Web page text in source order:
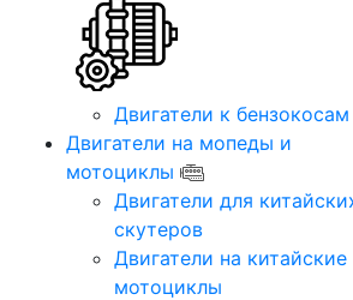
Двигатели к бензокосам
Двигатели на мопеды и
мотоциклы
Двигатели для
скутеров
Двигатели на китайские
мотоциклы